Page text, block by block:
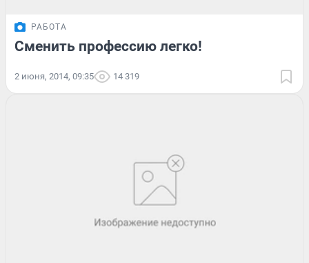
РАБОТА
Сменить профессию легко!
2 июня, 2014, 09:35 14 319